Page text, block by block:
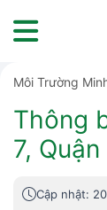
to
Môi Trường
Thông
7,
Cập nhật: